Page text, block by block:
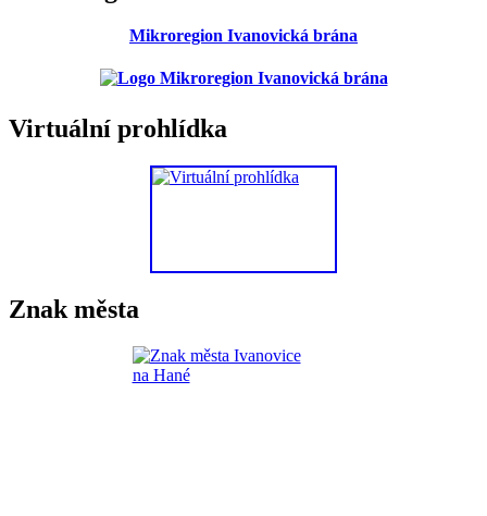
Mikroregion Ivanovická brána
Virtuální prohlídka
Znak města